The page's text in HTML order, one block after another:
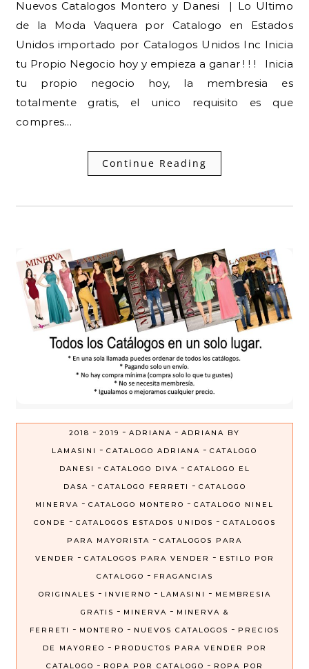
Nuevos Catalogos Montero y Danesi | Lo Ultimo
de la Moda Vaquera por Catalogo en Estados
Unidos importado por Catalogos Unidos Inc Inicia
tu Propio Negocio hoy y empieza a ganar ! ! ! Inicia
tu propio negocio hoy, la membresia es
totalmente gratis, el unico requisito es que
compres…
Continue Reading
2018 - 2019 - ADRIANA - ADRIANA BY
LAMASINI
- CATALOGO ADRIANA - CATALOGO
DANESI
- CATALOGO DIVA - CATALOGO EL
DASA - CATALOGO FERRETI - CATALOGO
MINERVA - CATALOGO MONTERO - CATALOGO NINEL
CONDE
- CATALOGOS ESTADOS UNIDOS - CATALOGOS
PARA MAYORISTA - CATALOGOS PARA
VENDER
- CATALOGOS PARA VENDER - ESTILO POR
CATALOGO - FRAGANCIAS
ORIGINALES - INVIERNO - LAMASINI - MEMBRESIA
GRATIS - MINERVA - MINERVA &
FERRETI
- MONTERO - NUEVOS CATALOGOS - PRECIOS
DE MAYOREO - PRODUCTOS PARA VENDER POR
CATALOGO - ROPA POR CATALOGO - ROPA POR